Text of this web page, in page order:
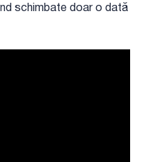
schimbate doar o dată